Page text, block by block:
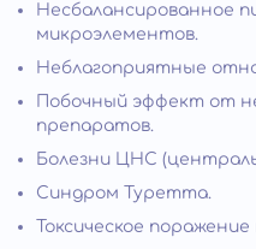
Несбалансированное
микроэлементов.
Неблагоприятные
Побочный эффект от
препаратов.
Болезни ЦНС
Синдром Туретта.
Токсическое поражение